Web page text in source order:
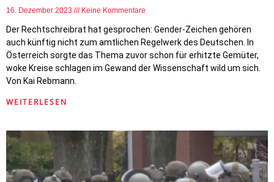
16. Dezember 2023 Keine Kommentare
Der Rechtschreibrat hat gesprochen: Gender-Zeichen gehören
auch künftig nicht zum amtlichen Regelwerk des Deutschen. In
Österreich sorgte das Thema zuvor schon für erhitzte Gemüter,
woke Kreise schlagen im Gewand der Wissenschaft wild um sich.
Von Kai Rebmann.
WEITERLESEN